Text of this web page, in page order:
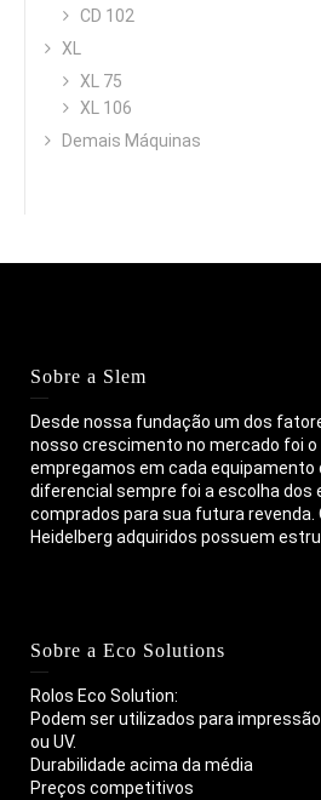
CD 102
XL
XL 75
XL 106
Demais Máquinas
Sobre a Slem
Desde nossa fundação um dos
nosso crescimento no mercado foi
empregamos em cada equipamento
diferencial sempre foi a escolha dos
comprados para sua futura revenda.
Heidelberg adquiridos possuem
Sobre a Eco Solutions
Rolos Eco Solution:
Podem ser utilizados para
ou UV.
Durabilidade acima da média
Preços competitivos